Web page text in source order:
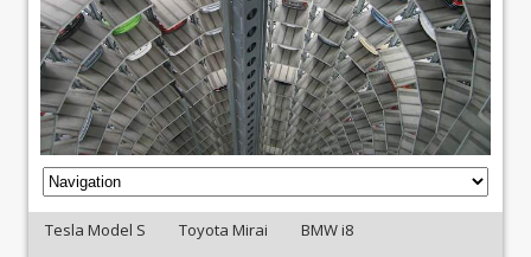
Tesla Model S Toyota Mirai
BMW i8